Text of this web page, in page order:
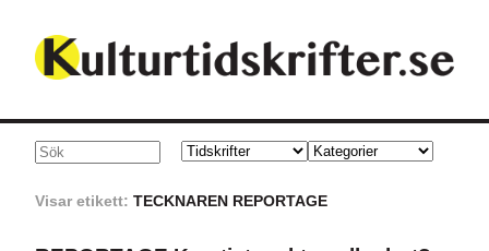
Visar etikett: TECKNAREN REPORTAGE